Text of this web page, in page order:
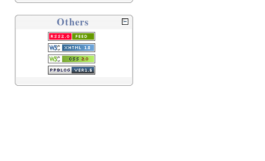
Others